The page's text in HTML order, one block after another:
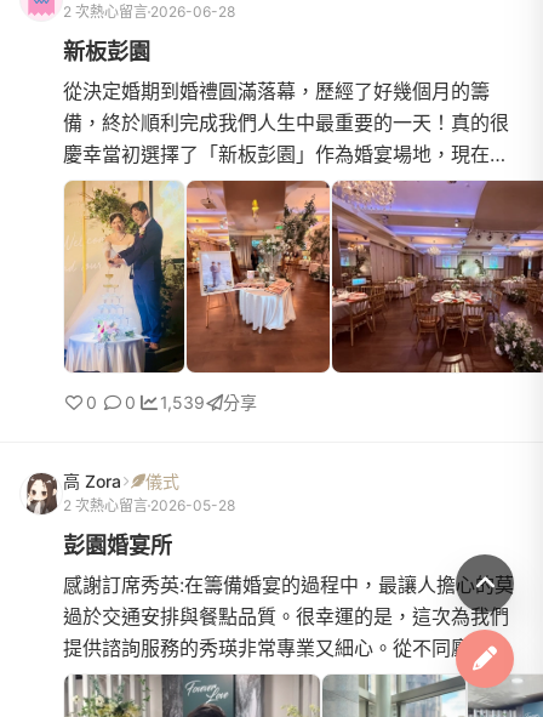
2 次熱心留言 2026-06-28
新板彭園
從決定婚期到婚禮圓滿落幕，歷經了好幾個月的籌
備，終於順利完成我們人生中最重要的一天！真的很
慶幸當初選擇了「新板彭園」作為婚宴場地，現在回
想起來，依然覺得這是最正確的決定。首先，不論是
交通便利性、宴會廳...
0 0 1,539 分享
高 Zora 儀式
2 次熱心留言 2026-05-28
彭園婚宴所
感謝訂席秀英:在籌備婚宴的過程中，最讓人擔心的莫
過於交通安排與餐點品質。很幸運的是，這次為我們
提供諮詢服務的秀瑛非常專業又細心。從不同廳房的
採光、格局、進場動線，到適合搭配的禮服與西裝顏
色，她都為我們...